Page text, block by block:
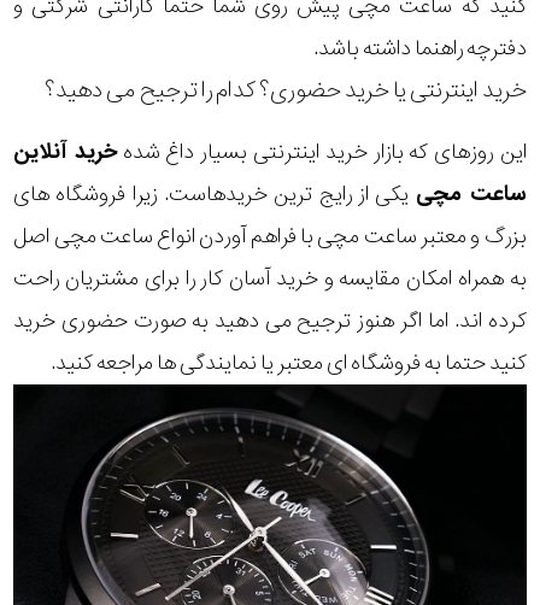
دفترچه راهنما داشته باشد.
خرید اینترنتی یا خرید حضوری؟ کدام را ترجیح می دهید؟
این روزهای که بازار خرید اینترنتی بسیار داغ شدهخرید آنلاین
ساعت مچی یکی از رایج ترین خریدهاست. زیرا فروشگاه های
بزرگ و معتبر ساعت مچی با فراهم آوردن انواع ساعت مچی اصل
به همراه امکان مقایسه و خرید آسان کار را برای مشتریان راحت
کرده اند. اما اگر هنوز ترجیح می دهید به صورت حضوری خرید
کنید حتما به فروشگاه ای معتبر یا نمایندگی ها مراجعه کنید.